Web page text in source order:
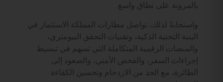
بالمرونة على نطاق واسع.
واستجابةً لذلك، تواصل مطارات المملكة الاستثمار في
البنية التحتية الذكية، وتقنيات التحقق البيومتري،
والمنصات الرقمية المتكاملة التي تسهم في تبسيط
إجراءات السفر، والفحص الأمني، والصعود إلى
الطائرة، مع الحد من الازدحام وتحسين الكفاءة